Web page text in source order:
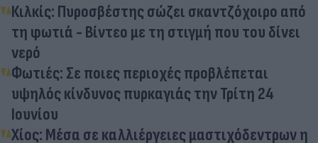
Κιλκίς: Πυροσβέστης σώζει σκαντζόχοιρο από
τη φωτιά - Βίντεο με τη στιγμή που του δίνει
νερό
Φωτιές: Σε ποιες περιοχές προβλέπεται
υψηλός κίνδυνος πυρκαγιάς την Τρίτη 24
Ιουνίου
Χίος: Μέσα σε καλλιέργειες μαστιχόδεντρων η